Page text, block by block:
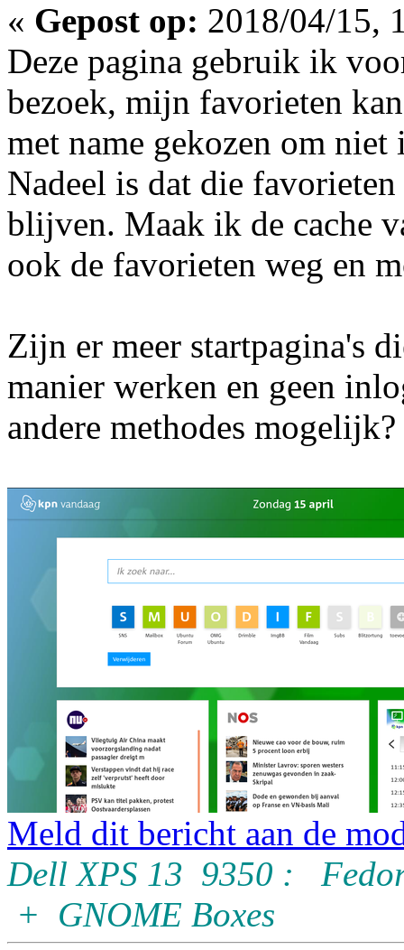
« Gepost op: 2018/04/15,
Deze pagina gebruik ik
bezoek, mijn favorieten
met name gekozen om
Nadeel is dat die
blijven. Maak ik de cache
ook de favorieten weg en
Zijn er meer startpagina's
manier werken en geen
andere methodes mogelijk?
Meld dit bericht aan de
Dell XPS 13 9350 :
+ GNOME Boxes